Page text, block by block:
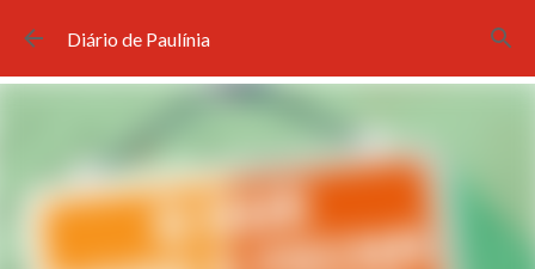
Pular para o conteúdo principal
Diário de Paulínia